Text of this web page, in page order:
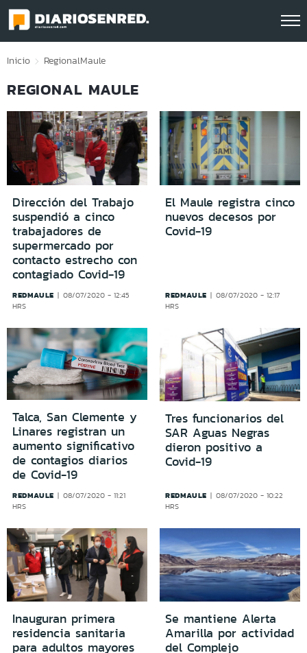
Click acá para ir directamente al contenido
Inicio RegionalMaule
REGIONAL MAULE
Dirección del Trabajo
suspendió a cinco
trabajadores de
supermercado por
contacto estrecho con
contagiado Covid-19
REDMAULE
08/07/2020 - 12:45
HRS
El Maule registra cinco
nuevos decesos por
Covid-19
REDMAULE
08/07/2020 - 12:17
HRS
Talca, San Clemente y
Linares registran un
aumento significativo
de contagios diarios
de Covid-19
REDMAULE
08/07/2020 - 11:21
HRS
Tres funcionarios del
SAR Aguas Negras
dieron positivo a
Covid-19
REDMAULE
08/07/2020 - 10:22
HRS
Inauguran primera
residencia sanitaria
para adultos mayores
Se mantiene Alerta
Amarilla por actividad
del Complejo